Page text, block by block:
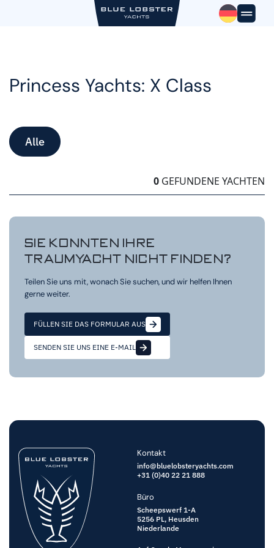
Princess Yachts: X Class
Alle
0 GEFUNDENE YACHTEN
SIE KONNTEN IHRE
TRAUMYACHT NICHT FINDEN?
Teilen Sie uns mit, wonach Sie suchen, und wir helfen Ihnen
gerne weiter.
FÜLLEN SIE DAS FORMULAR AUS
SENDEN SIE UNS EINE E-MAIL
Kontakt
info@bluelobsteryachts.com
+31 (0)40 22 21 888
Büro
Scheepswerf 1-A
5256 PL, Heusden
Niederlande